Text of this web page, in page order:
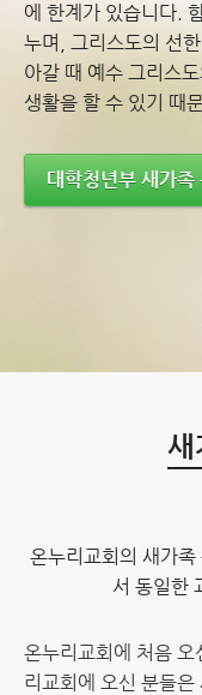
에 한계가 있습니다.
누며, 그리스도의 선
아갈 때 예수 그리스
생활을 할 수 있기 때
대학청년부 새가족
새
온누리교회의 새가족
서 동일한
온누리교회에 처음
리교회에 오신 분들